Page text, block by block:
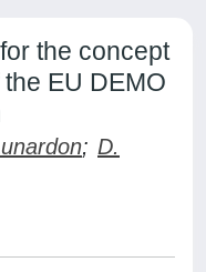
the concept
EU DEMO
; D.